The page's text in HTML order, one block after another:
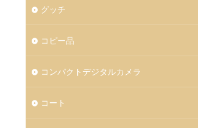
グッチ
コピー品
コンパクトデジタルカメラ
コート